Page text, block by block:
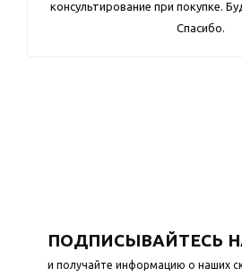
консультирование при покупке.
Спасибо.
ПОДПИСЫВАЙТЕСЬ
и получайте информацию о наших